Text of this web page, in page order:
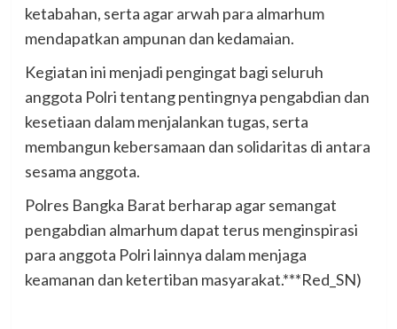
ketabahan, serta agar arwah para almarhum
mendapatkan ampunan dan kedamaian.
Kegiatan ini menjadi pengingat bagi seluruh
anggota Polri tentang pentingnya pengabdian dan
kesetiaan dalam menjalankan tugas, serta
membangun kebersamaan dan solidaritas di antara
sesama anggota.
Polres Bangka Barat berharap agar semangat
pengabdian almarhum dapat terus menginspirasi
para anggota Polri lainnya dalam menjaga
keamanan dan ketertiban masyarakat.***Red_SN)